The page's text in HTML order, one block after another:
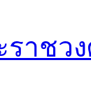
าชว